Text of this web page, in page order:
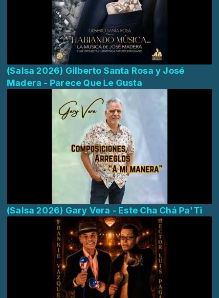
(Salsa 2026) Gilberto Santa Rosa y José
Madera - Parece Que Le Gusta
(Salsa 2026) Gary Vera - Este Cha Chá Pa'Ti